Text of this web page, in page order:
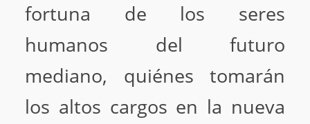
fortuna de los seres
humanos del futuro
mediano, quiénes tomarán
los altos cargos en la nueva